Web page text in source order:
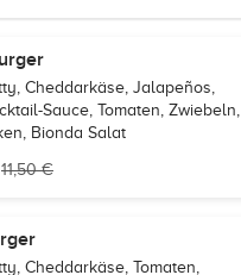
Cheddarkäse, Jalapeños,
Sauce, Tomaten, Zwiebeln,
Bionda Salat
11,50 €
Cheddarkäse, Tomaten,